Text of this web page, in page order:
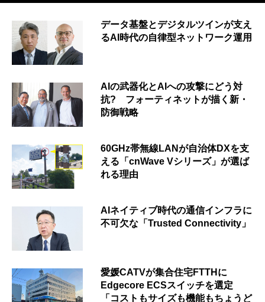
データ基盤とデジタルツインが支え
るAI時代の自律型ネットワーク運用
AIの武器化とAIへの攻撃にどう対
抗? フォーティネットが描く新・
防御戦略
60GHz帯無線LANが自治体DXを支
える「cnWave Vシリーズ」が選ば
れる理由
AIネイティブ時代の通信インフラに
不可欠な「Trusted Connectivity」
愛媛CATVが集合住宅FTTHに
Edgecore ECSスイッチを選定
「コストもサイズも機能もちょうど